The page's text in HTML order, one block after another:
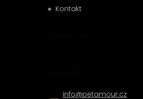
Kontakt
info@petamour.cz